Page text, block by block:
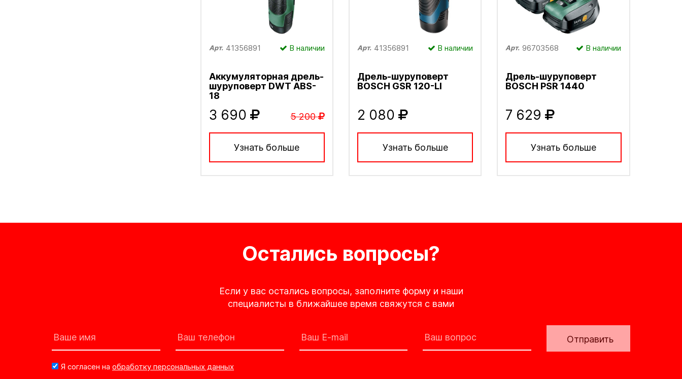
Арт. 41356891 В наличии
Аккумуляторная дрель-
шуруповерт DWT ABS-
18
3 690 5 200
Узнать больше
Арт. 41356891 В наличии
Дрель-шуруповерт
BOSCH GSR 120-LI
2 080
Узнать больше
Арт. 96703568 В наличии
Дрель-шуруповерт
BOSCH PSR 1440
7 629
Узнать больше
Остались вопросы?
Если у вас остались вопросы, заполните форму и наши
специалисты в ближайшее время свяжутся с вами
Отправить
Я согласен на обработку персональных данных